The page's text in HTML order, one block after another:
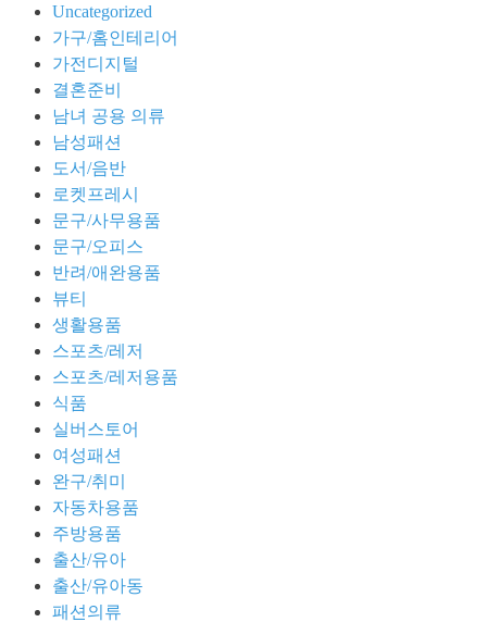
Uncategorized
가구/홈인테리어
가전디지털
결혼준비
남녀 공용 의류
남성패션
도서/음반
로켓프레시
문구/사무용품
문구/오피스
반려/애완용품
뷰티
생활용품
스포츠/레저
스포츠/레저용품
식품
실버스토어
여성패션
완구/취미
자동차용품
주방용품
출산/유아
출산/유아동
패션의류